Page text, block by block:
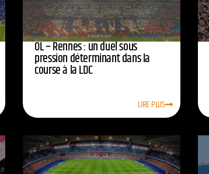
OL – Rennes : un duel sous
pression déterminant dans la
course à la LDC
LIRE PLUS